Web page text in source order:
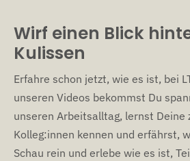
Wirf einen Blick
Kulissen
Erfahre schon jetzt, wie es ist, bei
unseren Videos bekommst Du
unseren Arbeitsalltag, lernst Deine
Kolleg:innen kennen und erfährst,
Schau rein und erlebe wie es ist,